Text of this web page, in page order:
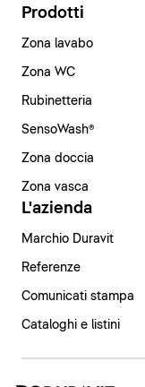
Prodotti
Zona lavabo
Zona WC
Rubinetteria
SensoWash®
Zona doccia
Zona vasca
L'azienda
Marchio Duravit
Referenze
Comunicati stampa
Cataloghi e listini